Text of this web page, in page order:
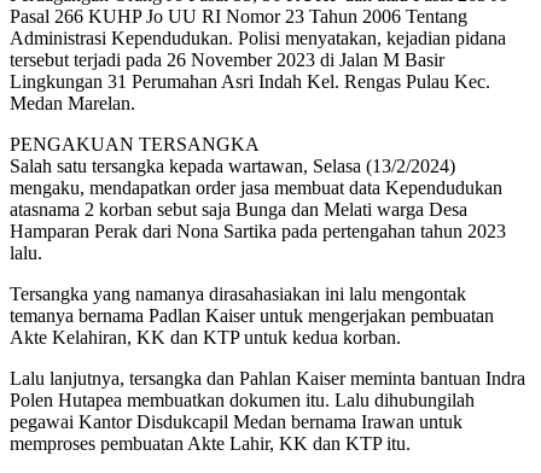
Pasal 266 KUHP Jo UU RI Nomor 23 Tahun 2006 Tentang
Administrasi Kependudukan. Polisi menyatakan, kejadian pidana
tersebut terjadi pada 26 November 2023 di Jalan M Basir
Lingkungan 31 Perumahan Asri Indah Kel. Rengas Pulau Kec.
Medan Marelan.
PENGAKUAN TERSANGKA
Salah satu tersangka kepada wartawan, Selasa (13/2/2024)
mengaku, mendapatkan order jasa membuat data Kependudukan
atasnama 2 korban sebut saja Bunga dan Melati warga Desa
Hamparan Perak dari Nona Sartika pada pertengahan tahun 2023
lalu.
Tersangka yang namanya dirasahasiakan ini lalu mengontak
temanya bernama Padlan Kaiser untuk mengerjakan pembuatan
Akte Kelahiran, KK dan KTP untuk kedua korban.
Lalu lanjutnya, tersangka dan Pahlan Kaiser meminta bantuan Indra
Polen Hutapea membuatkan dokumen itu. Lalu dihubungilah
pegawai Kantor Disdukcapil Medan bernama Irawan untuk
memproses pembuatan Akte Lahir, KK dan KTP itu.